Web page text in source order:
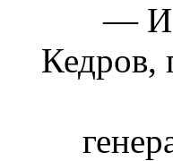
— И
Кедров,